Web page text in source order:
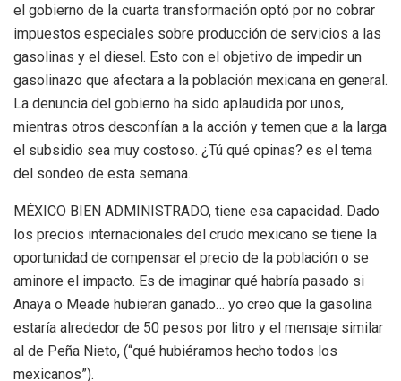
el gobierno de la cuarta transformación optó por no cobrar
impuestos especiales sobre producción de servicios a las
gasolinas y el diesel. Esto con el objetivo de impedir un
gasolinazo que afectara a la población mexicana en general.
La denuncia del gobierno ha sido aplaudida por unos,
mientras otros desconfían a la acción y temen que a la larga
el subsidio sea muy costoso. ¿Tú qué opinas? es el tema
del sondeo de esta semana.
MÉXICO BIEN ADMINISTRADO, tiene esa capacidad. Dado
los precios internacionales del crudo mexicano se tiene la
oportunidad de compensar el precio de la población o se
aminore el impacto. Es de imaginar qué habría pasado si
Anaya o Meade hubieran ganado… yo creo que la gasolina
estaría alrededor de 50 pesos por litro y el mensaje similar
al de Peña Nieto, (“qué hubiéramos hecho todos los
mexicanos”).